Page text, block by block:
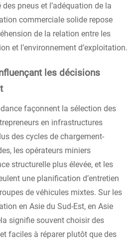
pneus et l’adéquation de la
commerciale solide repose
de la relation entre les
et l’environnement d’exploitation.
les décisions
façonnent la sélection des
en infrastructures
des cycles de chargement-
les opérateurs miniers
structurelle plus élevée, et les
une planification d’entretien
de véhicules mixtes. Sur les
en Asie du Sud-Est, en Asie
signifie souvent choisir des
faciles à réparer plutôt que des